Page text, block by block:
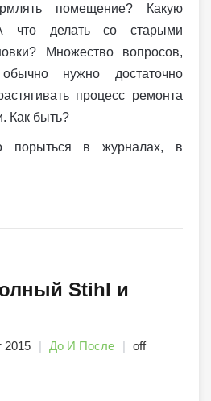
помещение? Какую
что делать со старыми
Множество вопросов,
нужно достаточно
процесс ремонта
Как быть?
порыться в журналах, в
Stihl и
2015 До И После off